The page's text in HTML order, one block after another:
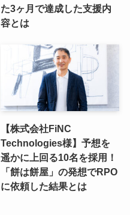
た3ヶ月で達成した支援内
容とは
【株式会社FiNC
Technologies様】予想を
遥かに上回る10名を採用！
「餅は餅屋」の発想でRPO
に依頼した結果とは